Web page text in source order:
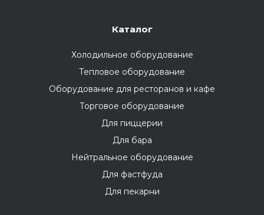
Каталог
Холодильное оборудование
Тепловое оборудование
Оборудование для ресторанов и кафе
Торговое оборудование
Для пиццерии
Для бара
Нейтральное оборудование
Для фастфуда
Для пекарни